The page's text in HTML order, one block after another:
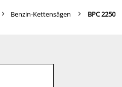
Benzin-Kettensägen BPC 2250